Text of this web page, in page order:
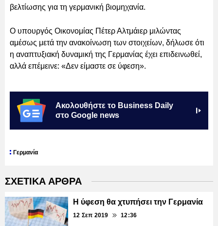
βελτίωσης για τη γερμανική βιομηχανία.
Ο υπουργός Οικονομίας Πέτερ Αλτμάιερ μιλώντας
αμέσως μετά την ανακοίνωση των στοιχείων, δήλωσε ότι
η αναπτυξιακή δυναμική της Γερμανίας έχει επιδεινωθεί,
αλλά επέμεινε: «Δεν είμαστε σε ύφεση».
Ακολουθήστε το Business Daily
στο Google news
Γερμανία
ΣΧΕΤΙΚΑ ΑΡΘΡΑ
Η ύφεση θα χτυπήσει την Γερμανία
12 Σεπ 2019 12:36